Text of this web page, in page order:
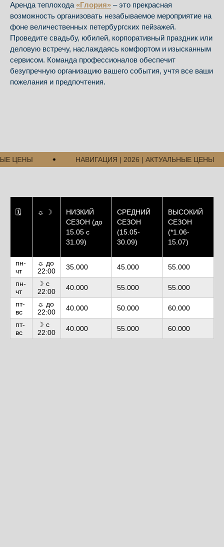
Аренда теплохода «Глория» – это прекрасная
возможность организовать незабываемое мероприятие на
фоне величественных петербургских пейзажей.
Проведите свадьбу, юбилей, корпоративный праздник или
деловую встречу, наслаждаясь комфортом и изысканным
сервисом. Команда профессионалов обеспечит
безупречную организацию вашего события, учтя все ваши
пожелания и предпочтения.
НАВИГАЦИЯ | 2026 | АКТУАЛЬНЫЕ ЦЕНЫ
🗓 ☼ ☽
НИЗКИЙ
СЕЗОН (до
15.05 с
31.09)
СРЕДНИЙ
СЕЗОН
(15.05-
30.09)
ВЫСОКИЙ
СЕЗОН
(*1.06-
15.07)
пн-
чт
☼ до
22:00
35.000 45.000 55.000
пн-
чт
☽ с
22:00
40.000 55.000 55.000
пт-
вс
☼ до
22:00
40.000 50.000 60.000
пт-
вс
☽ с
22:00
40.000 55.000 60.000